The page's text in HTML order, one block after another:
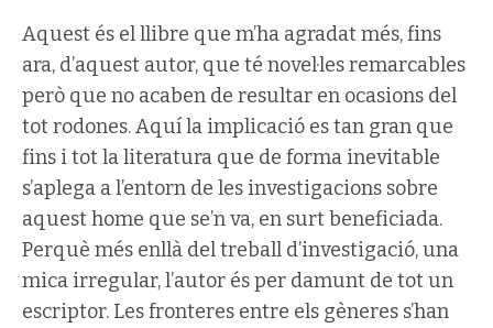
Aquest és el llibre que m’ha agradat més, fins
ara, d’aquest autor, que té novel·les remarcables
però que no acaben de resultar en ocasions del
tot rodones. Aquí la implicació es tan gran que
fins i tot la literatura que de forma inevitable
s’aplega a l’entorn de les investigacions sobre
aquest home que se’n va, en surt beneficiada.
Perquè més enllà del treball d’investigació, una
mica irregular, l’autor és per damunt de tot un
escriptor. Les fronteres entre els gèneres s’han